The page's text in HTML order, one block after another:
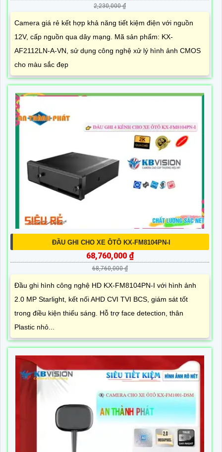
2,230,000 ₫
Camera giá rẻ kết hợp khả năng tiết kiệm điện với nguồn
12V, cấp nguồn qua dây mạng. Mã sản phẩm: KX-
AF2112LN-A-VN, sử dụng công nghệ xử lý hình ảnh CMOS
cho màu sắc đẹp
ĐẦU GHI CHO XE ÔTÔ KX-FM8104PN-I
68,760,000 ₫
68,760,000 ₫
Đầu ghi hình công nghệ HD KX-FM8104PN-I với hình ảnh
2.0 MP Starlight, kết nối AHD CVI TVI BCS, giám sát tốt
trong điều kiện thiếu sáng. Hỗ trợ face detection, thân
Plastic nhỏ...